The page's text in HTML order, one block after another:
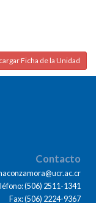
Ficha de la Unidad
Contacto
(506) 2511-1341
Fax: (506) 2224-9367